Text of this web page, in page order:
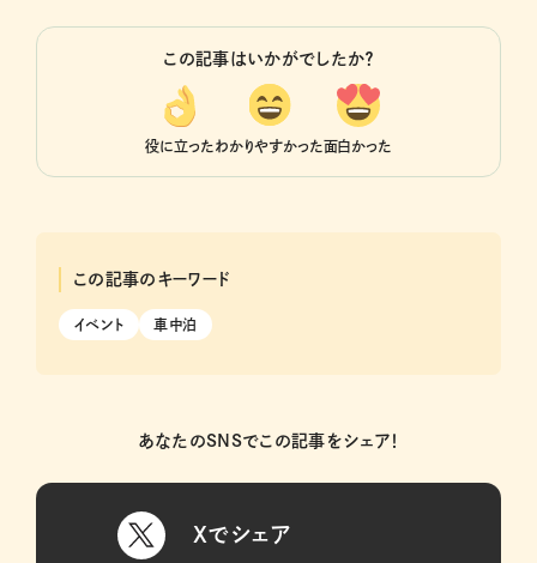
この記事はいかがでしたか？
役に立ったわかりやすかった面白かった
この記事のキーワード
イベント 車中泊
あなたのSNSでこの記事をシェア！
Xでシェア